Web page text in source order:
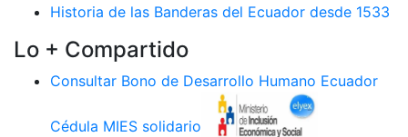
Historia de las Banderas del Ecuador desde 1533
Lo + Compartido
Consultar Bono de Desarrollo Humano Ecuador
Cédula MIES solidario